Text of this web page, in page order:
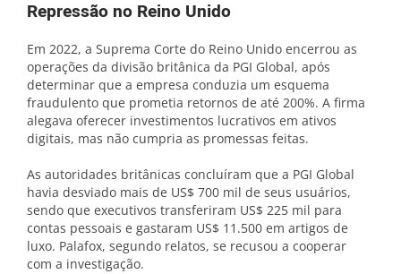
Repressão no Reino Unido
Em 2022, a Suprema Corte do Reino Unido encerrou as
operações da divisão britânica da PGI Global, após
determinar que a empresa conduzia um esquema
fraudulento que prometia retornos de até 200%. A firma
alegava oferecer investimentos lucrativos em ativos
digitais, mas não cumpria as promessas feitas.
As autoridades britânicas concluíram que a PGI Global
havia desviado mais de US$ 700 mil de seus usuários,
sendo que executivos transferiram US$ 225 mil para
contas pessoais e gastaram US$ 11.500 em artigos de
luxo. Palafox, segundo relatos, se recusou a cooperar
com a investigação.